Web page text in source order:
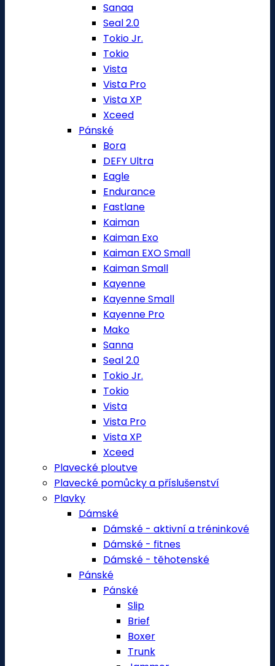
Sanaa
Seal 2.0
Tokio Jr.
Tokio
Vista
Vista Pro
Vista XP
Xceed
Pánské
Bora
DEFY Ultra
Eagle
Endurance
Fastlane
Kaiman
Kaiman Exo
Kaiman EXO Small
Kaiman Small
Kayenne
Kayenne Small
Kayenne Pro
Mako
Sanna
Seal 2.0
Tokio Jr.
Tokio
Vista
Vista Pro
Vista XP
Xceed
Plavecké ploutve
Plavecké pomůcky a příslušenství
Plavky
Dámské
Dámské - aktivní a tréninkové
Dámské - fitnes
Dámské - těhotenské
Pánské
Pánské
Slip
Brief
Boxer
Trunk